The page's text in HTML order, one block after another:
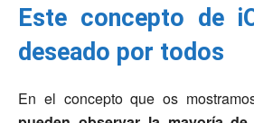
Este concepto de
deseado por todos
En el concepto que os